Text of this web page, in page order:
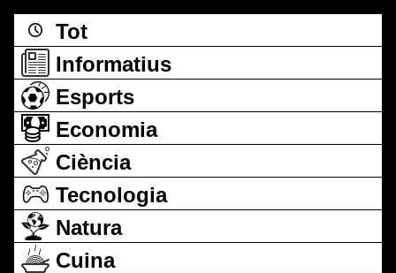
Tot
Informatius
Esports
Economia
Ciència
Tecnologia
Natura
Cuina